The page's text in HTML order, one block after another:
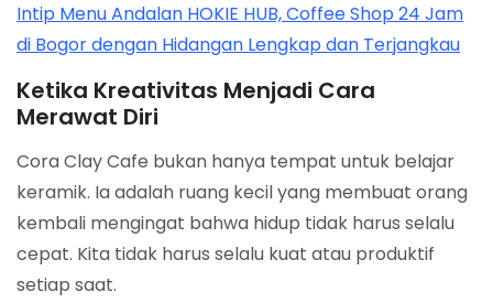
Intip Menu Andalan HOKIE HUB, Coffee Shop 24 Jam
di Bogor dengan Hidangan Lengkap dan Terjangkau
Ketika Kreativitas Menjadi Cara
Merawat Diri
Cora Clay Cafe bukan hanya tempat untuk belajar
keramik. Ia adalah ruang kecil yang membuat orang
kembali mengingat bahwa hidup tidak harus selalu
cepat. Kita tidak harus selalu kuat atau produktif
setiap saat.